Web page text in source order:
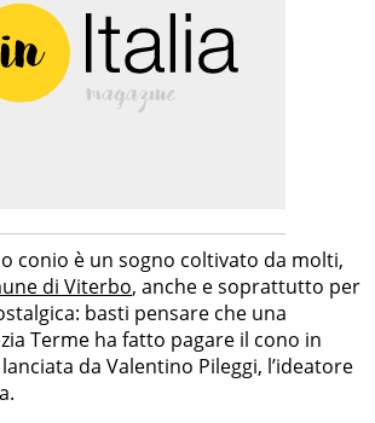
conio è un sogno coltivato da molti,
di Viterbo, anche e soprattutto per
basti pensare che una
Terme ha fatto pagare il cono in
da Valentino Pileggi, l’ideatore